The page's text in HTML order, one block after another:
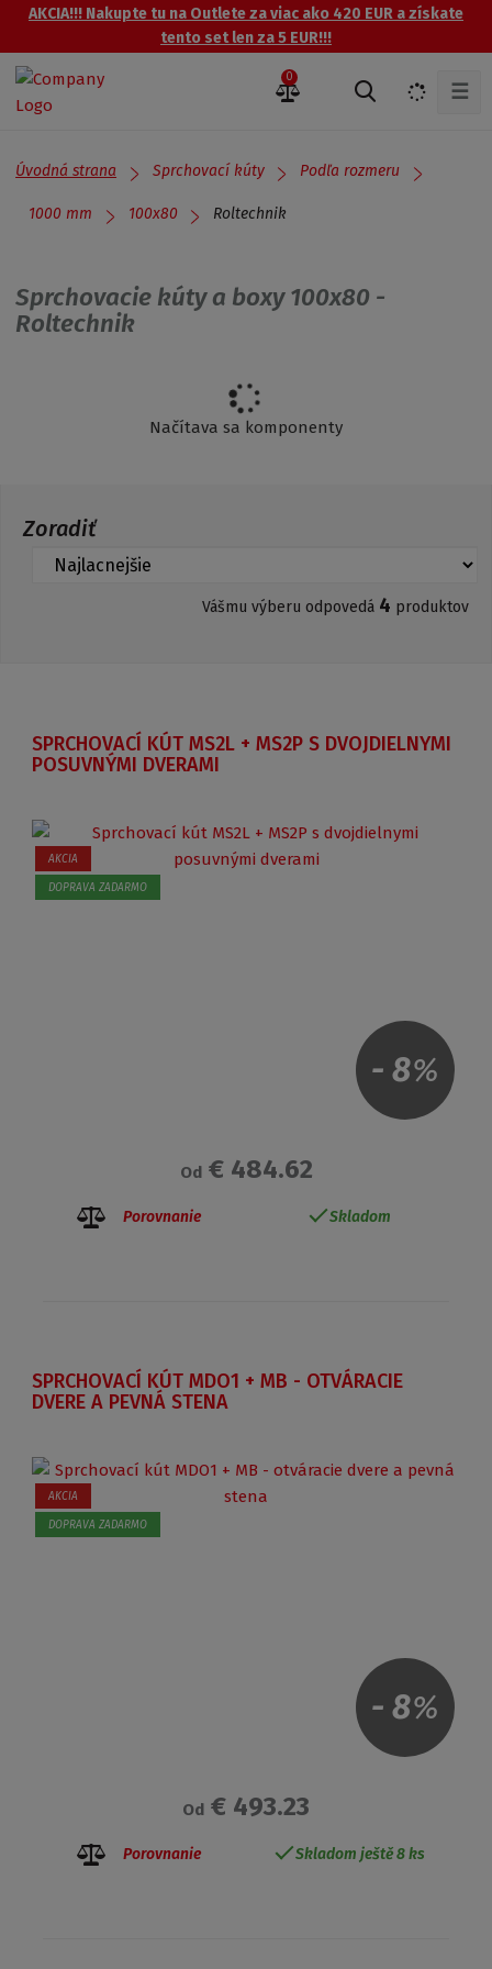
AKCIA!!! Nakupte tu na Outlete za viac ako 420 EUR a získate
tento set len za 5 EUR!!!
0
☰
Úvodná strana Sprchovací kúty Podľa rozmeru
1000 mm 100x80 Roltechnik
Sprchovacie kúty a boxy 100x80 -
Roltechnik
Načítava sa komponenty
Zoradiť
Vášmu výberu odpovedá 4 produktov
SPRCHOVACÍ KÚT MS2L + MS2P S DVOJDIELNYMI
POSUVNÝMI DVERAMI
- 8%
AKCIA
DOPRAVA ZADARMO
Od€ 484.62
Porovnanie Skladom
SPRCHOVACÍ KÚT MDO1 + MB - OTVÁRACIE
DVERE A PEVNÁ STENA
- 8%
AKCIA
DOPRAVA ZADARMO
Od € 493.23
Porovnanie Skladom ještě 8 ks